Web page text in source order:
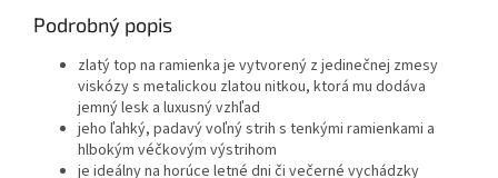
Podrobný popis
zlatý top na ramienka je vytvorený z jedinečnej zmesy
viskózy s metalickou zlatou nitkou, ktorá mu dodáva
jemný lesk a luxusný vzhľad
jeho ľahký, padavý voľný strih s tenkými ramienkami a
hlbokým véčkovým výstrihom
je ideálny na horúce letné dni či večerné vychádzky